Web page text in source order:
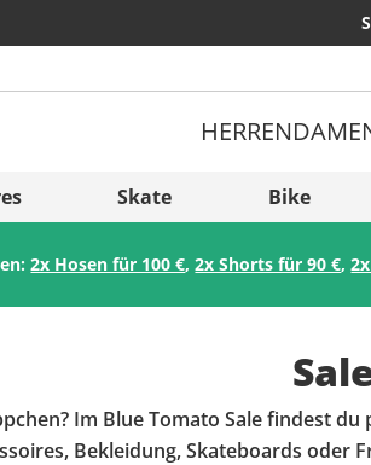
Slovenija
België (Nederlands)
Norge
HERREN
Skate Bike
2x Hosen für 100 €,2x Shorts für 90 €,
Im Blue Tomato Sale findest
Bekleidung, Skateboards